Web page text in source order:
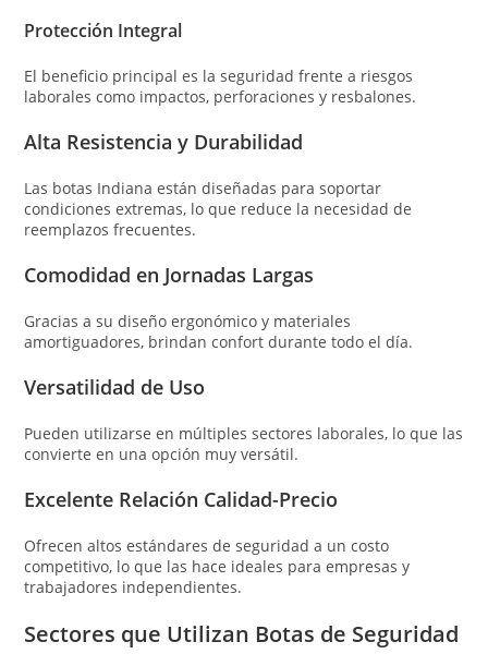
Protección Integral
El beneficio principal es la seguridad frente a riesgos
laborales como impactos, perforaciones y resbalones.
Alta Resistencia y Durabilidad
Las botas Indiana están diseñadas para soportar
condiciones extremas, lo que reduce la necesidad de
reemplazos frecuentes.
Comodidad en Jornadas Largas
Gracias a su diseño ergonómico y materiales
amortiguadores, brindan confort durante todo el día.
Versatilidad de Uso
Pueden utilizarse en múltiples sectores laborales, lo que las
convierte en una opción muy versátil.
Excelente Relación Calidad-Precio
Ofrecen altos estándares de seguridad a un costo
competitivo, lo que las hace ideales para empresas y
trabajadores independientes.
Sectores que Utilizan Botas de Seguridad